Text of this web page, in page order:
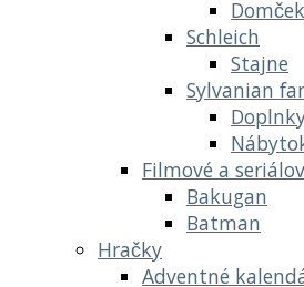
Schleich
Stajne
Sylvanian
Filmové a
Bakugan
Batman
Hračky
Adventné